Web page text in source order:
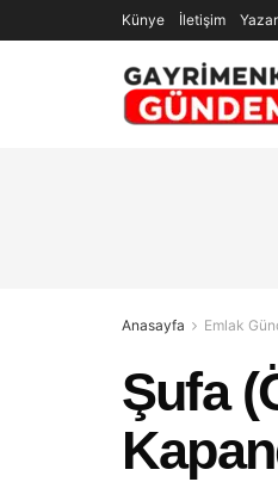
Künye İletişim
Anasayfa Emlak
Şufa